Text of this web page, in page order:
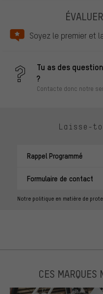
Soyez le premier et
Tu as des
?
Contacte donc notre
Laisse-
Rappel Programmé
Formulaire de contact
Notre politique en matière de
CES MARQUES